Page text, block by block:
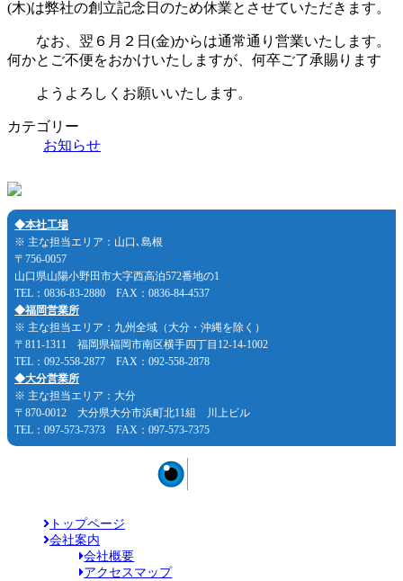
(木)は弊社の創立記念日のため休業とさせていただきます。
なお、翌６月２日(金)からは通常通り営業いたします。
何かとご不便をおかけいたしますが、何卒ご了承賜ります
ようよろしくお願いいたします。
カテゴリー
お知らせ
◆本社工場
※ 主な担当エリア：山口､島根
〒756-0057
山口県山陽小野田市大字西高泊572番地の1
TEL：0836-83-2880 FAX：0836-84-4537
◆福岡営業所
※ 主な担当エリア：九州全域（大分・沖縄を除く）
〒811-1311 福岡県福岡市南区横手四丁目12-14-1002
TEL：092-558-2877 FAX：092-558-2878
◆大分営業所
※ 主な担当エリア：大分
〒870-0012 大分県大分市浜町北11組 川上ビル
TEL：097-573-7373 FAX：097-573-7375
トップページ
会社案内
会社概要
アクセスマップ